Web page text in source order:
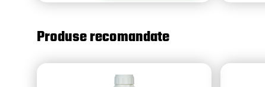
Produse recomandate